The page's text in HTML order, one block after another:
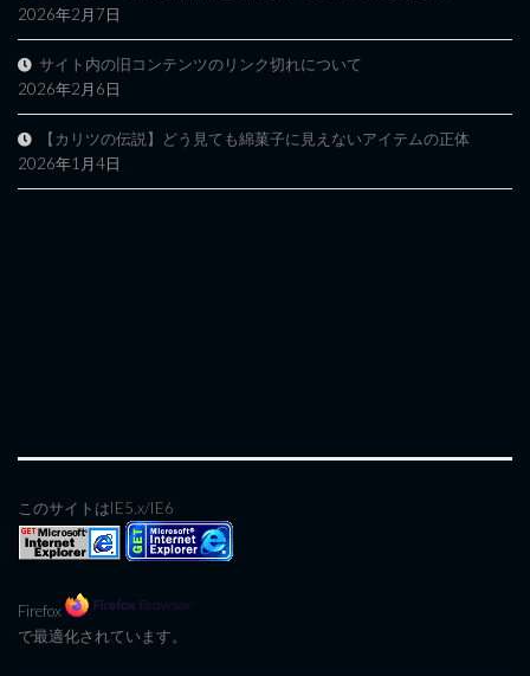
2026年2月7日
サイト内の旧コンテンツのリンク切れについて
2026年2月6日
【カリツの伝説】どう見ても綿菓子に見えないアイテムの正体
2026年1月4日
このサイトはIE5.x/IE6
Firefox
で最適化されています。